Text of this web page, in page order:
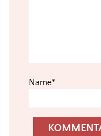
Name*